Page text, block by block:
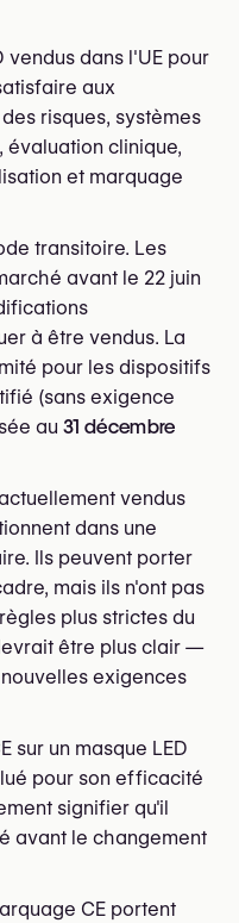
vendus dans l'UE pour
aux
risques, systèmes
évaluation clinique,
et marquage
transitoire. Les
avant le 22 juin
à être vendus. La
pour les dispositifs
(sans exigence
au 31 décembre
vendus
dans une
Ils peuvent porter
mais ils n'ont pas
plus strictes du
être plus clair —
exigences
sur un masque LED
pour son efficacité
signifier qu'il
avant le changement
CE portent